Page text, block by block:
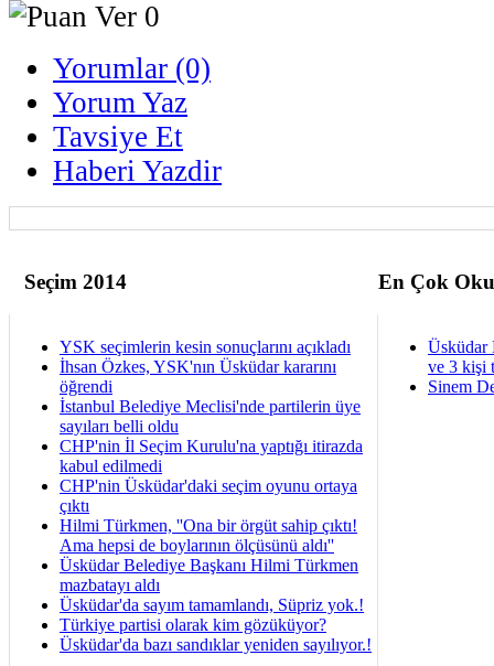
Yorumlar (0)
Yorum Yaz
Tavsiye Et
Haberi Yazdir
Seçim 2014 En Çok
YSK seçimlerin kesin sonuçlarını açıkladı
İhsan Özkes, YSK'nın Üsküdar kararını
öğrendi
İstanbul Belediye Meclisi'nde partilerin üye
sayıları belli oldu
CHP'nin İl Seçim Kurulu'na yaptığı itirazda
kabul edilmedi
CHP'nin Üsküdar'daki seçim oyunu ortaya
çıktı
Hilmi Türkmen, ''Ona bir örgüt sahip çıktı!
Ama hepsi de boylarının ölçüsünü aldı''
Üsküdar Belediye Başkanı Hilmi Türkmen
mazbatayı aldı
Üsküdar'da sayım tamamlandı, Süpriz yok.!
Türkiye partisi olarak kim gözüküyor?
Üsküdar'da bazı sandıklar yeniden sayılıyor.!
Üsküdar
ve 3 kişi
Sinem